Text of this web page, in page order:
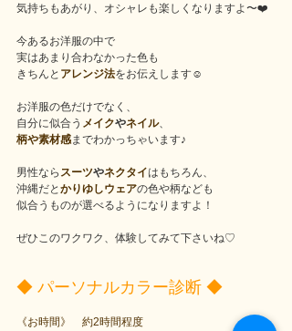
気持ちもあがり、オシャレも楽しくなりますよ〜❤️
今あるお洋服の中で
実はあまり合わなかった色も
きちんと アレンジ法をお伝えします☺️
お洋服の色だけでなく、
自分に似合う メイクやネイル、
柄や素材感までわかっちゃいます♪
男性なら スーツやネクタイはもちろん、
沖縄だと かりゆしウェアの色や柄なども
似合うものが選べるようになりますよ！
ぜひこのワクワク、体験してみて下さいね♡
◆ パーソナルカラー診断 ◆
《お時間》　約2時間程度